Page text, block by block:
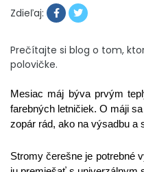
Zdieľaj:
Prečítajte si blog o tom,
polovičke.
Mesiac máj býva prvým
farebných letničiek. O máji
zopár rád, ako na výsadbu a
Stromy čerešne je potrebné